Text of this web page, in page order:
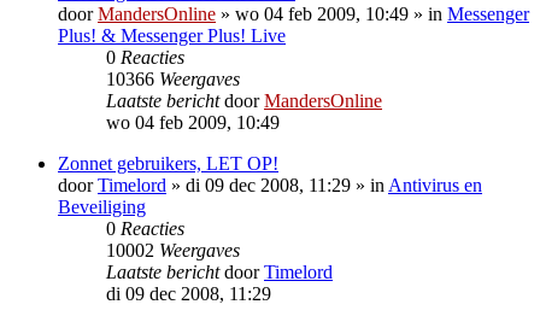
doorMandersOnline » wo 04 feb 2009, 10:49 » in Messenger
Plus! & Messenger Plus! Live
0 Reacties
10366 Weergaves
Laatste berichtdoorMandersOnline
wo 04 feb 2009, 10:49
Zonnet gebruikers, LET OP!
doorTimelord » di 09 dec 2008, 11:29 » in Antivirus en
Beveiliging
0 Reacties
10002 Weergaves
Laatste berichtdoorTimelord
di 09 dec 2008, 11:29